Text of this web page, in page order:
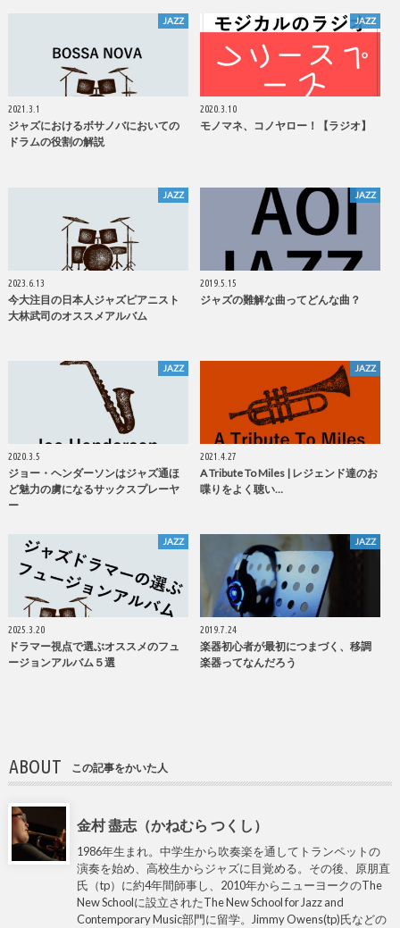
JAZZ
2021.3.1
ジャズにおけるボサノバにおいての
ドラムの役割の解説
JAZZ
2020.3.10
モノマネ、コノヤロー！【ラジオ】
JAZZ
2023.6.13
今大注目の日本人ジャズピアニスト
大林武司のオススメアルバム
JAZZ
2019.5.15
ジャズの難解な曲ってどんな曲？
JAZZ
2020.3.5
ジョー・ヘンダーソンはジャズ通ほ
ど魅力の虜になるサックスプレーヤ
ー
JAZZ
2021.4.27
A Tribute To Miles | レジェンド達のお
喋りをよく聴い…
JAZZ
2025.3.20
ドラマー視点で選ぶオススメのフュ
ージョンアルバム５選
JAZZ
2019.7.24
楽器初心者が最初につまづく、移調
楽器ってなんだろう
ABOUT この記事をかいた人
金村 盡志（かねむら つくし）
1986年生まれ。中学生から吹奏楽を通してトランペットの
演奏を始め、高校生からジャズに目覚める。その後、原朋直
氏（tp）に約4年間師事し、2010年からニューヨークのThe
New Schoolに設立されたThe New School for Jazz and
Contemporary Music部門に留学。Jimmy Owens(tp)氏などの